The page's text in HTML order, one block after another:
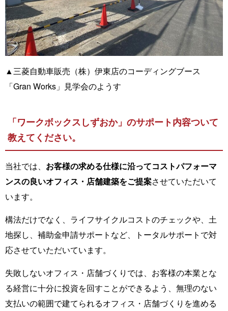
▲三菱自動車販売（株）伊東店のコーディングブース
「Gran Works」見学会のようす
「ワークボックスしずおか」のサポート内容ついて
教えてください。
当社では、 お客様の求める仕様に沿ってコストパフォーマ
ンスの良いオフィス・店舗建築をご提案させていただいて
います。
構法だけでなく、ライフサイクルコストのチェックや、土
地探し、補助金申請サポートなど、トータルサポートで対
応させていただいています。
失敗しないオフィス・店舗づくりでは、お客様の本業とな
る経営に十分に投資を回すことができるよう、無理のない
支払いの範囲で建てられるオフィス・店舗づくりを進める